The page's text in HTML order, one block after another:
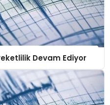
Devam Ediyor